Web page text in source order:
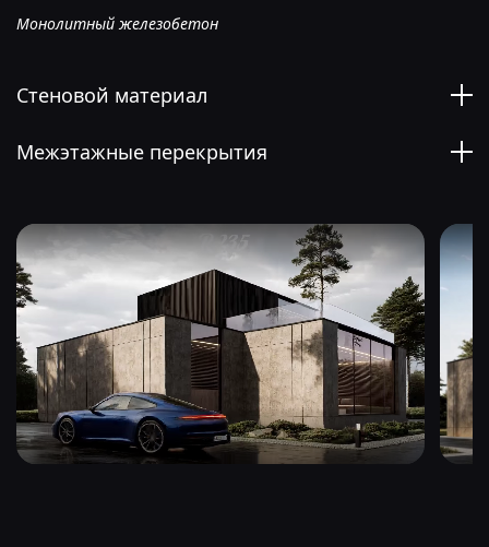
Монолитный железобетон
Стеновой материал
Межэтажные перекрытия